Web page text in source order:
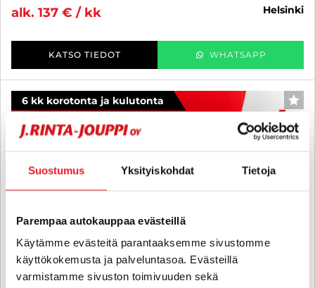
Suostumus Yksityiskohdat Tietoja
Parempaa autokauppaa evästeillä
Käytämme evästeitä parantaaksemme sivustomme
käyttökokemusta ja palveluntasoa. Evästeillä
varmistamme sivuston toimivuuden sekä
alk. 137 € / kk
helsinki
KATSO TIEDOT WHATSAPP
6 kk korotonta ja kulutonta